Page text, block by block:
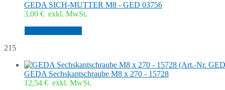
GEDA SICH-MUTTER M8 - GED 03756
3,00 € exkl. MwSt.
215
GEDA Sechskantschraube M8 x 270 - 15728
12,54 € exkl. MwSt.